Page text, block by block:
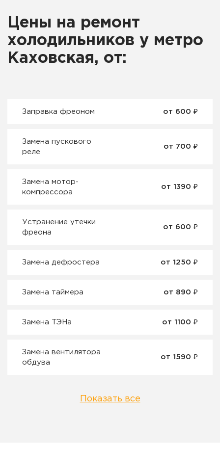
Цены на ремонт
холодильников у метро
Каховская, от:
Заправка фреоном от 600 ₽
Замена пускового
реле
от 700 ₽
Замена мотор-
компрессора
от 1390 ₽
Устранение утечки
фреона
от 600 ₽
Замена дефростера от 1250 ₽
Замена таймера от 890 ₽
Замена ТЭНа от 1100 ₽
Замена вентилятора
обдува
от 1590 ₽
Показать все